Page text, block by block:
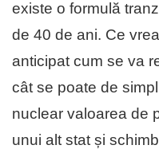
existe o formulă
de 40 de ani. Ce
anticipat cum se va
cât se poate de
nuclear valoarea de
unui alt stat și